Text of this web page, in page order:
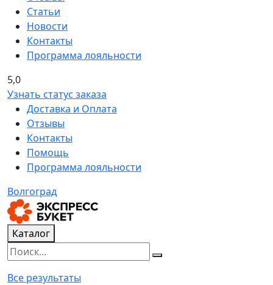
Статьи
Новости
Контакты
Программа лояльности
5,0
Узнать статус заказа
Доставка и Оплата
Отзывы
Контакты
Помощь
Программа лояльности
Волгоград
Каталог
Все результаты